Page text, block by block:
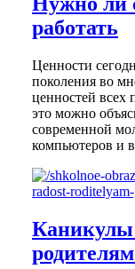
работать
Ценности
поколения во
ценностей
это можно
современной
компьютеров и
Каникулы